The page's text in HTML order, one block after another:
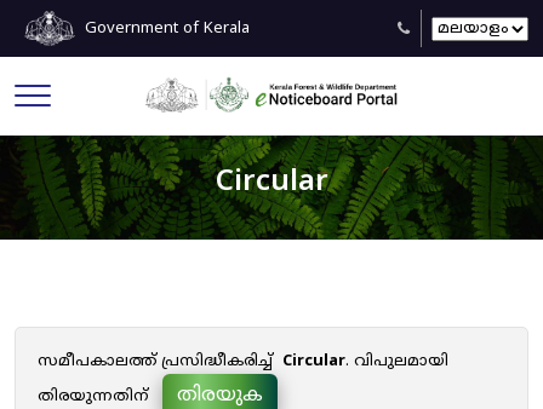
Government of Kerala
Circular
സമീപകാലത്ത് പ്രസിദ്ധീകരിച്ച് Circular. വിപുലമായി
തിരയുന്നതിന്
തിരയുക